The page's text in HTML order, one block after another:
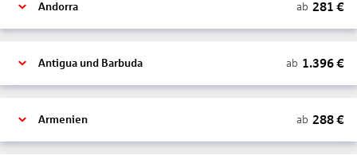
Andorra ab 281 €
Antigua und Barbuda ab 1.396€
Armenien ab 288€